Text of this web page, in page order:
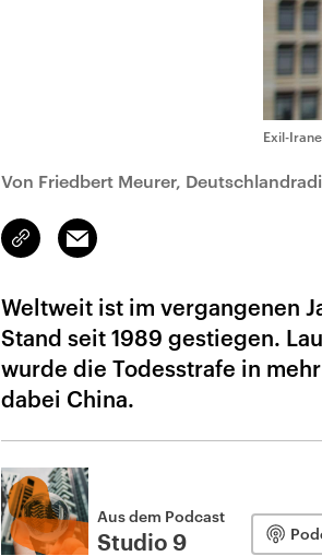
Exil-
Von Friedbert Meurer,
Link
kopieren/teilen
Email
Weltweit ist im vergangenen
Stand seit 1989 gestiegen.
wurde die Todesstrafe in
dabei China.
Aus dem Podcast
Studio 9